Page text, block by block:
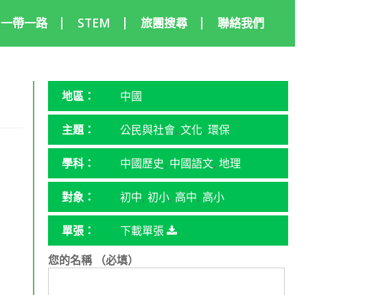
一帶一路 STEM 旅團搜尋 聯絡我們
地區： 中國
主題： 公民與社會, 文化, 環保
學科： 中國歷史, 中國語文, 地理
對象： 初中, 初小, 高中, 高小
單張：
下載單張
您的名稱 （必填）